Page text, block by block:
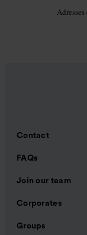
Contact
FAQs
Join our team
Corporates
Groups